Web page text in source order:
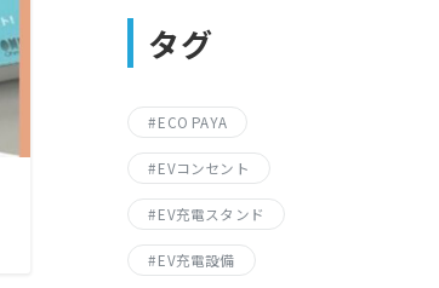
タグ
ECO PAYA
EVコンセント
EV充電スタンド
EV充電設備